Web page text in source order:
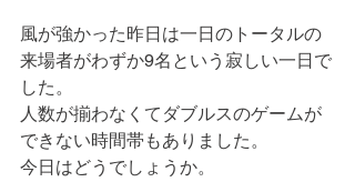
風が強かった昨日は一日のトータルの
来場者がわずか9名という寂しい一日で
した。
人数が揃わなくてダブルスのゲームが
できない時間帯もありました。
今日はどうでしょうか。